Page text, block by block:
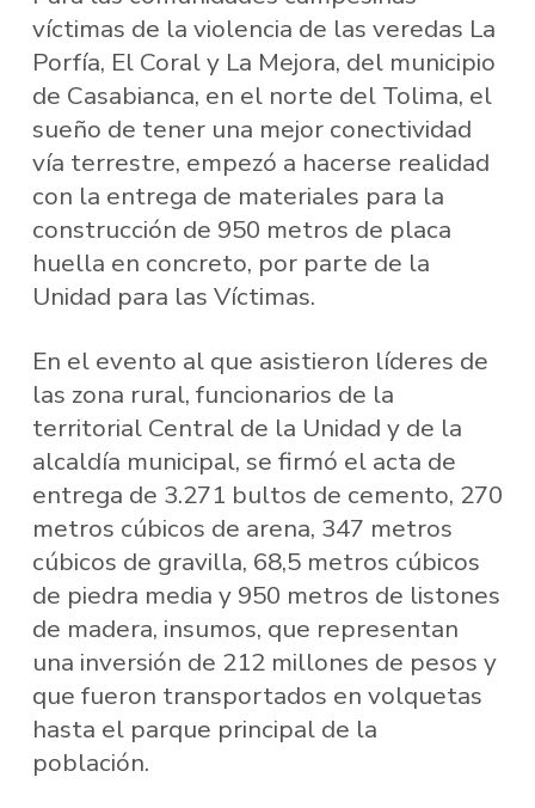
víctimas de la violencia de las veredas La
Porfía, El Coral y La Mejora, del municipio
de Casabianca, en el norte del Tolima, el
sueño de tener una mejor conectividad
vía terrestre, empezó a hacerse realidad
con la entrega de materiales para la
construcción de 950 metros de placa
huella en concreto, por parte de la
Unidad para las Víctimas.
En el evento al que asistieron líderes de
las zona rural, funcionarios de la
territorial Central de la Unidad y de la
alcaldía municipal, se firmó el acta de
entrega de 3.271 bultos de cemento, 270
metros cúbicos de arena, 347 metros
cúbicos de gravilla, 68,5 metros cúbicos
de piedra media y 950 metros de listones
de madera, insumos, que representan
una inversión de 212 millones de pesos y
que fueron transportados en volquetas
hasta el parque principal de la
población.